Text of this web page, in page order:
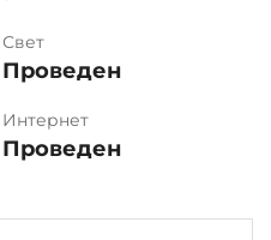
Свет
Проведен
Интернет
Проведен